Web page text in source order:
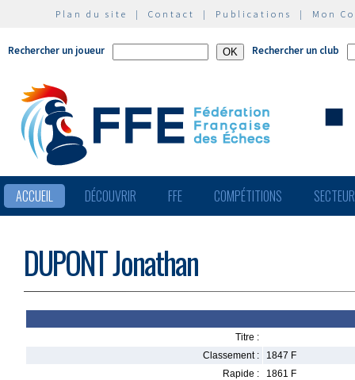
Plan du site | Contact | Publications | Mon
Rechercher un joueur Rechercher un club
ACCUEIL DÉCOUVRIR FFE COMPÉTITIONS
DUPONT Jonathan
Titre :
Classement :
1847 F
Rapide :
1861 F